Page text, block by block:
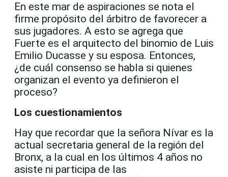
En este mar de aspiraciones se nota el
firme propósito del árbitro de favorecer a
sus jugadores. A esto se agrega que
Fuerte es el arquitecto del binomio de Luis
Emilio Ducasse y su esposa. Entonces,
¿de cuál consenso se habla si quienes
organizan el evento ya definieron el
proceso?
Los cuestionamientos
Hay que recordar que la señora Nívar es la
actual secretaria general de la región del
Bronx, a la cual en los últimos 4 años no
asiste ni participa de las